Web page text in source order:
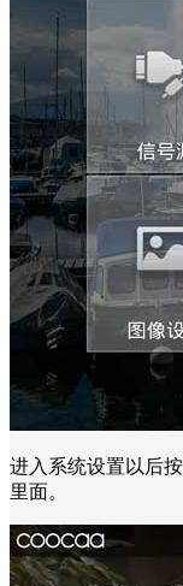
进入系统设置以后
里面。